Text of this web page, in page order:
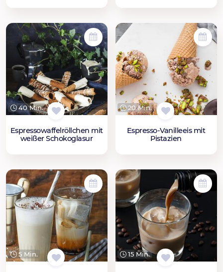
40 Min.
Espressowaffelröllchen mit
weißer Schokoglasur
20 Min.
Espresso-Vanilleeis mit
Pistazien
5 Min. 15 Min.